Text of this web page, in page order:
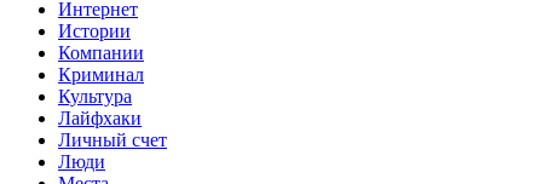
Интернет
Истории
Компании
Криминал
Культура
Лайфхаки
Личный счет
Люди